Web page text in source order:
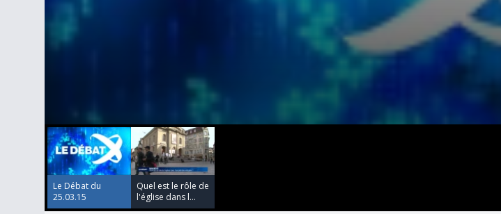
0
seconds
of
23
minutes,
58
seconds
90%
Le Débat du
25.03.15
Quel est le rôle de
l'église dans l...